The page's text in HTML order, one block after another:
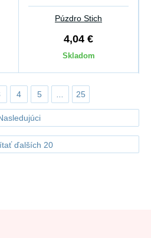
Púzdro Stich
4,04 €
Skladom
4 5 25
ďalších 20